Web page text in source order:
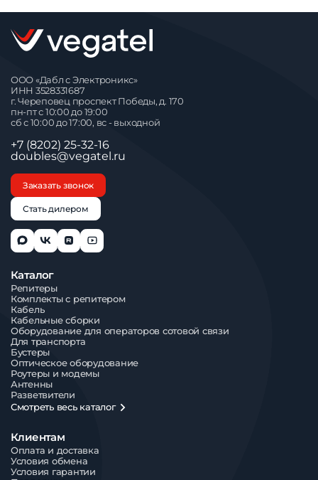
ООО «Дабл с Электроникс»
ИНН 3528331687
г. Череповец проспект Победы, д. 170
пн-пт с 10:00 до 19:00
сб с 10:00 до 17:00, вс - выходной
+7 (8202) 25-32-16
doubles@vegatel.ru
Заказать звонок
Стать дилером
Каталог
Репитеры
Комплекты с репитером
Кабель
Кабельные сборки
Оборудование для операторов сотовой связи
Для транспорта
Бустеры
Оптическое оборудование
Роутеры и модемы
Антенны
Разветвители
Смотреть весь каталог
Клиентам
Оплата и доставка
Условия обмена
Условия гарантии